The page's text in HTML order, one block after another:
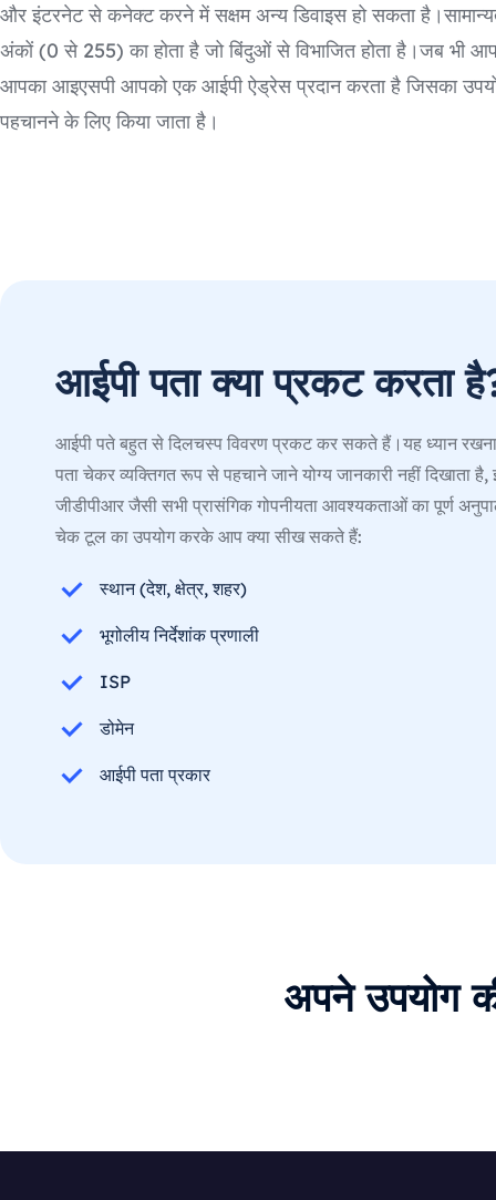
और इंटरनेट से कनेक्ट करने में सक्षम अन्य डिवाइस हो सकता
अंकों (0 से 255) का होता है जो बिंदुओं से विभाजित होता है।जब भी
आपका आइएसपी आपको एक आईपी ऐड्रेस प्रदान करता है जिसका
पहचानने के लिए किया जाता है।
आईपी पता क्या प्रकट करता
आईपी पते बहुत से दिलचस्प विवरण प्रकट कर सकते हैं।यह ध्यान रखना
पता चेकर व्यक्तिगत रूप से पहचाने जाने योग्य जानकारी नहीं दिखाता
जीडीपीआर जैसी सभी प्रासंगिक गोपनीयता आवश्यकताओं का पूर्ण
चेक टूल का उपयोग करके आप क्या सीख सकते हैं:
स्थान (देश, क्षेत्र, शहर)
भूगोलीय निर्देशांक प्रणाली
ISP
डोमेन
आईपी पता प्रकार
अपने उपयोग